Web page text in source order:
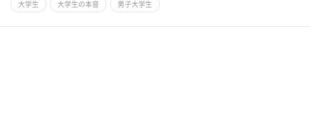
大学生 大学生の本音 男子大学生